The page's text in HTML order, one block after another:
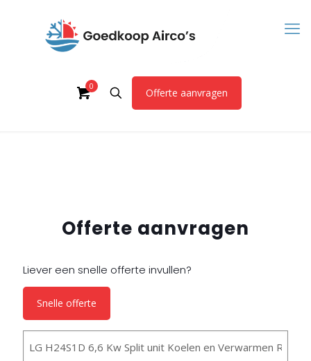
0
Offerte aanvragen
Offerte aanvragen
Liever een snelle offerte invullen?
Snelle offerte
Auto